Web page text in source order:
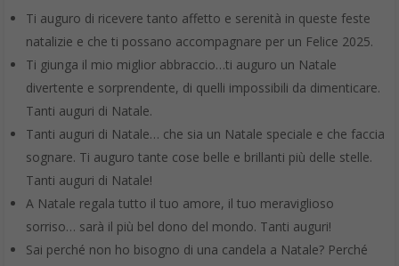
Ricordiamo che per salvare le immagini di Buon Natale 2025
presenti devi eseguire alcune operazioni, estremamente
semplici. Tenere premuto il dito sull’immagine per qualche
secondo, fino a quando non comparirà sullo schermo una
nuova finestra di dialogo. All’interno di quest’ultima clicca sulla
voce
Salva immagine
. L’immagine verrà salvata all’interno del
rullino dei dispositivi
mentre su Android verrà archiviata nellacartellaDownloaddel
browser.
Partiamo chiaramente da un classico per il Natale. Immagine
raffinata e semplice per fare auguri con classe e stile. Il modo
più carino e adulto per un messaggio di buone feste.